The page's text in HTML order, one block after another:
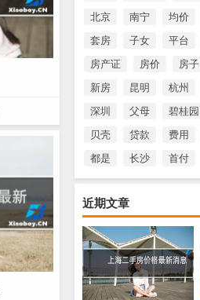
北京
南宁 均价
套房
子女 平台
房产证
房价 房子
新房
昆明 杭州
深圳
父母 碧桂园
贝壳
贷款 费用
都是
长沙 首付
近期文章